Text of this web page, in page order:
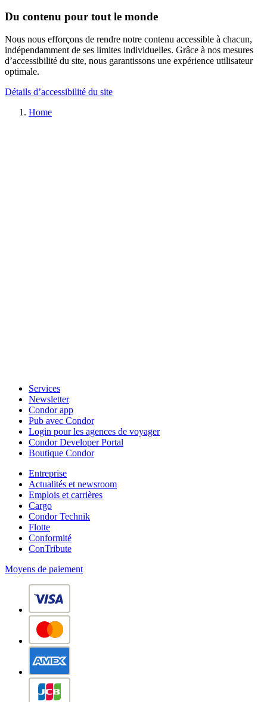
Du contenu pour tout le monde
Nous nous efforçons de rendre notre contenu accessible à chacun,
indépendamment de ses limites individuelles. Grâce à nos mesures
d’accessibilité du site, nous garantissons une expérience utilisateur
optimale.
Détails d’accessibilité du site
Home
Services
Newsletter
Condor app
Pub avec Condor
Login pour les agences de voyager
Condor Developer Portal
Boutique Condor
Entreprise
Actualités et newsroom
Emplois et carrières
Cargo
Condor Technik
Flotte
Conformité
ConTribute
Moyens de paiement